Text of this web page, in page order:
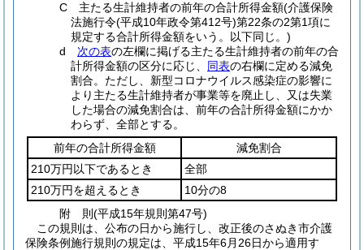
C 主たる生計維持者の前年の合計所得金額(介護保険
法施行令(平成10年政令第412号)第22条の2第1項に
規定する合計所得金額をいう。以下同じ。)
d 次の表の左欄に掲げる主たる生計維持者の前年の合
計所得金額の区分に応じ、 同表の右欄に定める減免
割合。ただし、新型コロナウイルス感染症の影響に
より主たる生計維持者が事業等を廃止し、又は失業
した場合の減免割合は、前年の合計所得金額にかか
わらず、全部とする。
前年の合計所得金額
減免割合
210万円以下であるとき
全部
210万円を超えるとき
10分の8
附 則(平成15年規則第47号)
この規則は、公布の日から施行し、改正後のさぬき市介護
保険条例施行規則の規定は、平成15年6月26日から適用す